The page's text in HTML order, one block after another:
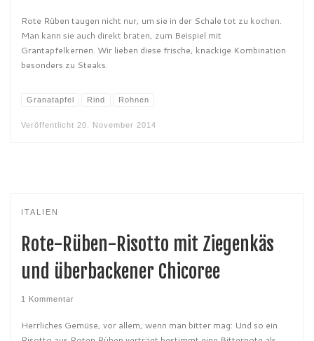
Rote Rüben taugen nicht nur, um sie in der Schale tot zu kochen.
Man kann sie auch direkt braten, zum Beispiel mit
Grantapfelkernen. Wir lieben diese frische, knackige Kombination
besonders zu Steaks.
Granatapfel Rind Rohnen
Veröffentlicht 20. November 2014
ITALIEN
Rote-Rüben-Risotto mit Ziegenkäs
und überbackener Chicoree
1 Kommentar
Herrliches Gemüse, vor allem, wenn man bitter mag: Und so ein